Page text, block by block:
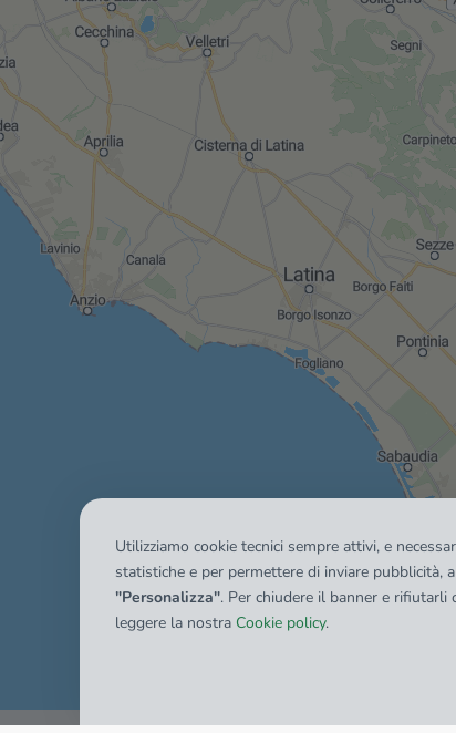
Utilizziamo cookie tecnici sempre attivi, e
statistiche e per permettere di inviare pubblicità,
"Personalizza". Per chiudere il banner e rifiutarli
leggere la nostra Cookie policy.